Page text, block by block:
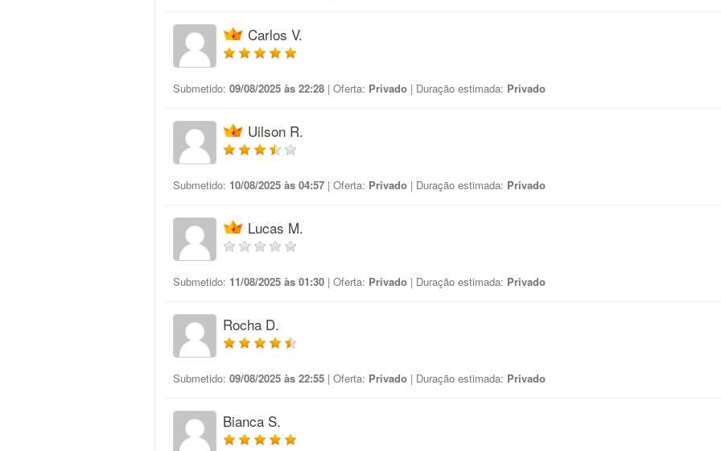
Carlos V.
Submetido: 09/08/2025 às 22:28 | Oferta: Privado | Duração estimada: Privado
Uilson R.
Submetido: 10/08/2025 às 04:57 | Oferta: Privado | Duração estimada: Privado
Lucas M.
Submetido: 11/08/2025 às 01:30 | Oferta: Privado | Duração estimada: Privado
Rocha D.
Submetido: 09/08/2025 às 22:55 | Oferta: Privado | Duração estimada: Privado
Bianca S.